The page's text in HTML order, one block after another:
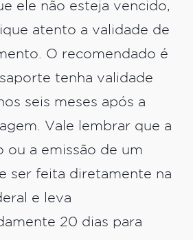
ele não esteja vencido,
atento a validade de
O recomendado é
tenha validade
seis meses após a
Vale lembrar que a
ou a emissão de um
ser feita diretamente na
e leva
20 dias para